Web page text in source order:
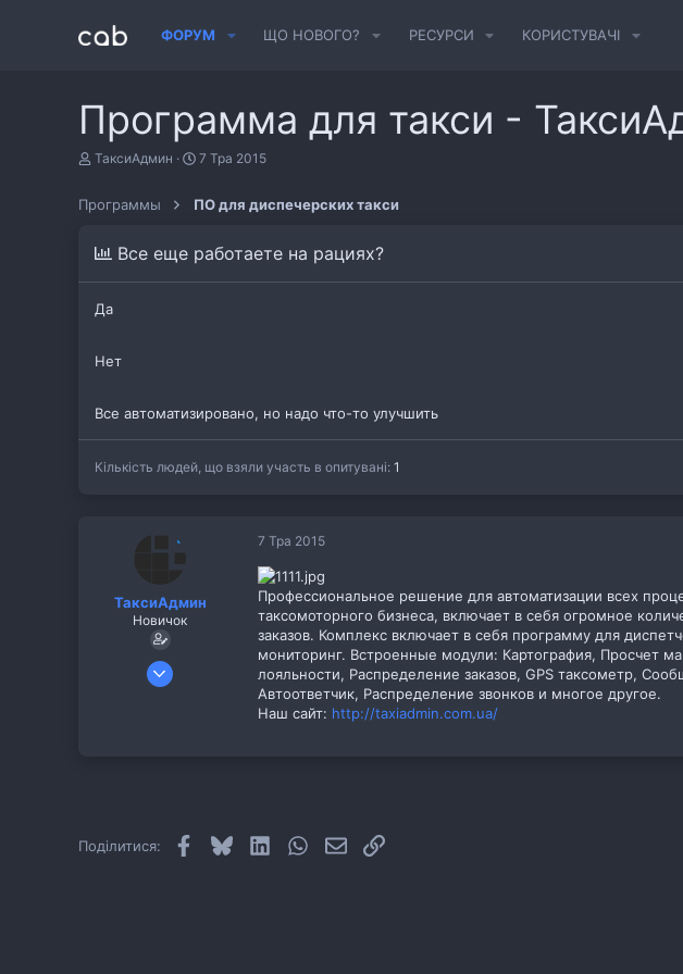
ФОРУМ ЩО НОВОГО? РЕСУРСИ КОРИСТУВАЧІ
Программа для такси -
А
о
т
е
м
ТаксиАдмин
Д
а
в
о
7 Тра 2015
Программы ПО для диспечерских такси
Все еще работаете на рациях?
Да
Нет
Все автоматизировано, но надо что-то улучшить
Кількість людей, що взяли участь в опитувані 1
ТаксиАдмин
Новичок
7 Тра 2015
7 Тра 2015
Профессиональное решение для автоматизации всех
таксомоторного бизнеса, включает в себя огромное
заказов. Комплекс включает в себя программу для
мониторинг. Встроенные модули: Картография, Просчет
лояльности, Распределение заказов, GPS таксометр,
Автоответчик, Распределение звонков и многое другое.
Наш сайт: http://taxiadmin.com.ua/
Поділитися: Facebook
BlueskyLinkedInWhatsApp
E-mailПосилання